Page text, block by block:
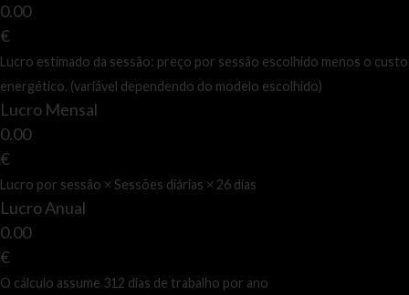
0.00
€
Lucro estimado da sessão: preço por sessão escolhido menos o custo
energético. (variável dependendo do modelo escolhido)
Lucro Mensal
0.00
€
Lucro por sessão × Sessões diárias × 26 dias
Lucro Anual
0.00
€
O cálculo assume 312 dias de trabalho por ano